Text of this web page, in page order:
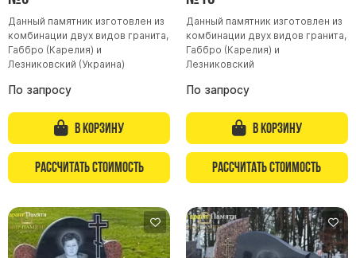
Детские памятники
Памятники Мусульманские
Памятники Армянские
Европейские памятники
Памятники "Клипарт"
Семейные памятники ( памятники на двоих )
Памятники в форме креста
Памятники из белого мрамора Коелга
Креативные памятники
Данный памятник изготовлен из
комбинации двух видов гранита,
Габбро (Карелия) и
Лезниковский (Украина)
По запросу
В корзину
Рассчитать стоимость
Данный памятник изготовлен из
комбинации двух видов гранита,
Габбро (Карелия) и
Лезниковский
По запросу
В корзину
Рассчитать стоимость